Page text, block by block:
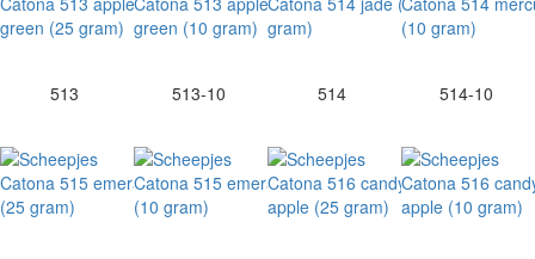
513 513-10 514 514-10